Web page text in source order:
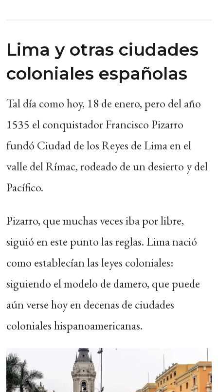
Lima y otras ciudades
coloniales españolas
Tal día como hoy, 18 de enero, pero del año
1535 el conquistador Francisco Pizarro
fundó Ciudad de los Reyes de Lima en el
valle del Rímac, rodeado de un desierto y del
Pacífico.
Pizarro, que muchas veces iba por libre,
siguió en este punto las reglas. Lima nació
como establecían las leyes coloniales:
siguiendo el modelo de damero, que puede
aún verse hoy en decenas de ciudades
coloniales hispanoamericanas.